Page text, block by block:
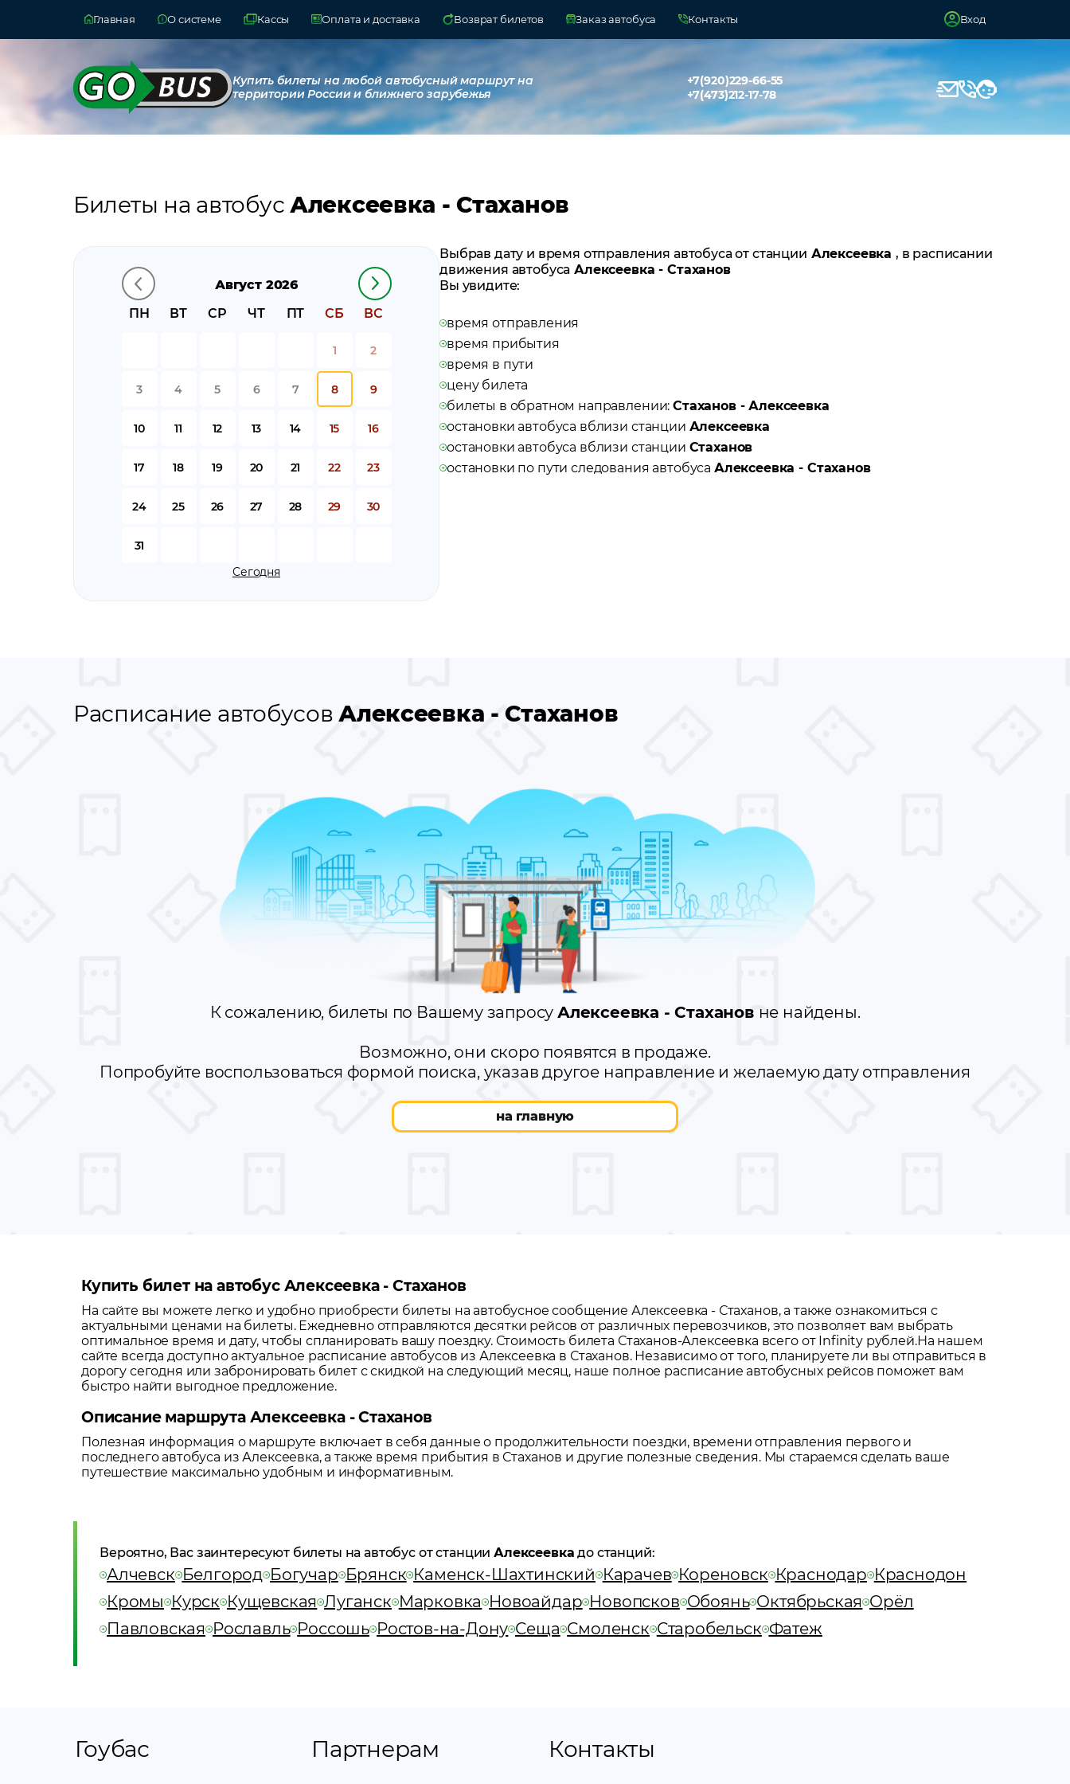
Главная О системе Кассы Оплата и доставка Возврат билетов Заказ автобуса Контакты Вход
Купить билеты на любой автобусный маршрут на
территории России и ближнего зарубежья
+7(920)229-66-55
+7(473)212-17-78
Билеты на автобус Алексеевка - Стаханов
Август 2026
ПН
ВТ СР ЧТ ПТ СБ ВС
1 2
3 4 5 6 7 8 9
10 11 12 13 14 15 16
17 18 19 20 21 22 23
24 25 26 27 28 29 30
31
Сегодня
Выбрав дату и время отправления автобуса от станции Алексеевка , в расписании
движения автобуса Алексеевка - Стаханов
Вы увидите:
время отправления
время прибытия
время в пути
цену билета
билеты в обратном направлении:Стаханов - Алексеевка
остановки автобуса вблизи станции Алексеевка
остановки автобуса вблизи станции Стаханов
остановки по пути следования автобуса Алексеевка - Стаханов
Расписание автобусовАлексеевка - Стаханов
К сожалению, билеты по Вашему запросу Алексеевка - Стаханов не найдены.
Возможно, они скоро появятся в продаже.
Попробуйте воспользоваться формой поиска, указав другое направление и желаемую дату отправления
на главную
Купить билет на автобус Алексеевка - Стаханов
На сайте вы можете легко и удобно приобрести билеты на автобусное сообщение Алексеевка - Стаханов, а также ознакомиться с
актуальными ценами на билеты. Ежедневно отправляются десятки рейсов от различных перевозчиков, это позволяет вам выбрать
оптимальное время и дату, чтобы спланировать вашу поездку. Стоимость билета Стаханов-Алексеевка всего от Infinity рублей.На нашем
сайте всегда доступно актуальное расписание автобусов из Алексеевка в Стаханов. Независимо от того, планируете ли вы отправиться в
дорогу сегодня или забронировать билет с скидкой на следующий месяц, наше полное расписание автобусных рейсов поможет вам
быстро найти выгодное предложение.
Описание маршрута Алексеевка - Стаханов
Полезная информация о маршруте включает в себя данные о продолжительности поездки, времени отправления первого и
последнего автобуса изАлексеевка, а также время прибытия в Стаханов и другие полезные сведения. Мы стараемся сделать ваше
путешествие максимально удобным и информативным.
Вероятно, Вас заинтересуют билеты на автобус от станцииАлексеевка до станций:
Алчевск Белгород Богучар Брянск Каменск-Шахтинский Карачев Кореновск Краснодар Краснодон
Кромы Курск Кущевская Луганск Марковка Новоайдар Новопсков Обоянь Октябрьская Орёл
Павловская Рославль Россошь Ростов-на-Дону Сеща Смоленск Старобельск Фатеж
Гоубас Партнерам Контакты